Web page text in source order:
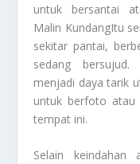
untuk bersantai
Malin KundangItu
sekitar pantai,
sedang
menjadi daya tarik
untuk berfoto atau
tempat ini.
Selain keindahan